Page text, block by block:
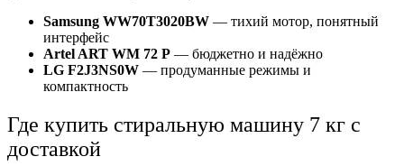
Samsung WW70T3020BW — тихий мотор, понятный
интерфейс
Artel ART WM 72 P — бюджетно и надёжно
LG F2J3NS0W — продуманные режимы и
компактность
Где купить стиральную машину 7 кг с
доставкой